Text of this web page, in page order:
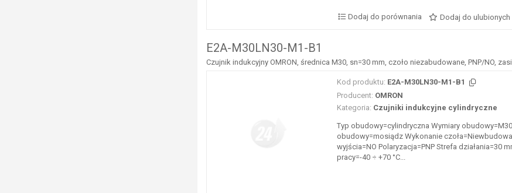
Dodaj do porównania Dodaj do ulubionych
E2A-M30LN30-M1-B1
Czujnik indukcyjny OMRON, średnica M30, sn=30 mm, czoło niezabudowane, PNP/NO,
Kod produktu: E2A-M30LN30-M1-B1
Producent: OMRON
Kategoria: Czujniki indukcyjne cylindryczne
Typ obudowy=cylindryczna Wymiary
obudowy=mosiądz Wykonanie
wyjścia=NO Polaryzacja=PNP Strefa działania=30
pracy=-40 ÷ +70 °C...